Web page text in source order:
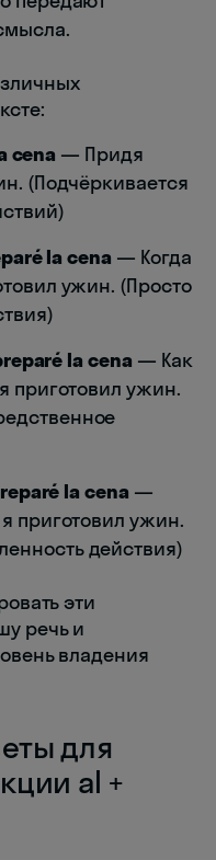
cena — Придя
(Подчёркивается
la cena — Когда
ужин. (Просто
la cena — Как
приготовил ужин.
la cena —
приготовил ужин.
действия)
эти
речь и
владения
для
al +